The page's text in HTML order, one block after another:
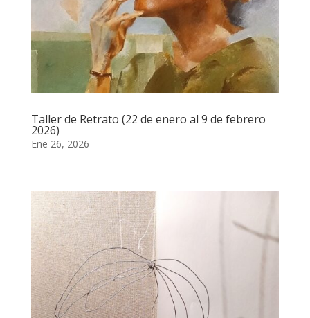
Taller de Retrato (22 de enero al 9 de febrero
2026)
Ene 26, 2026